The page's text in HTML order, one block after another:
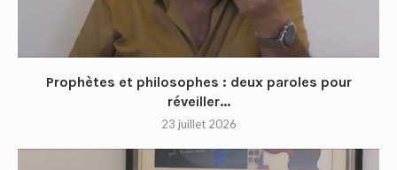
Prophètes et philosophes : deux paroles pour
réveiller...
23 juillet 2026